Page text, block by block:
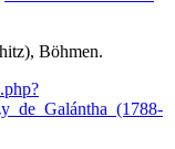
Böhmen.